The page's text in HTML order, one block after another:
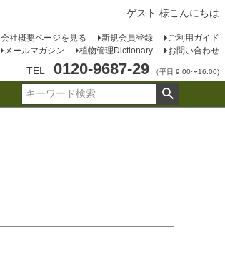
ゲスト 様こんにちは
会社概要ページを見る 新規会員登録
ご利用ガイド
メールマガジン
植物管理Dictionary お問い合わせ
TEL 0120-9687-29 （平日 9:00〜16:00)